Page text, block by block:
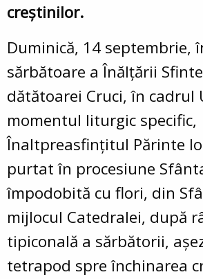
creștinilor.
Duminică, 14 septembrie,
sărbătoare a Înălțării
dătătoarei Cruci, în cadrul
momentul liturgic specific,
Înaltpreasfințitul Părinte
purtat în procesiune
împodobită cu flori, din
mijlocul Catedralei, după
tipiconală a sărbătorii,
tetrapod spre închinarea